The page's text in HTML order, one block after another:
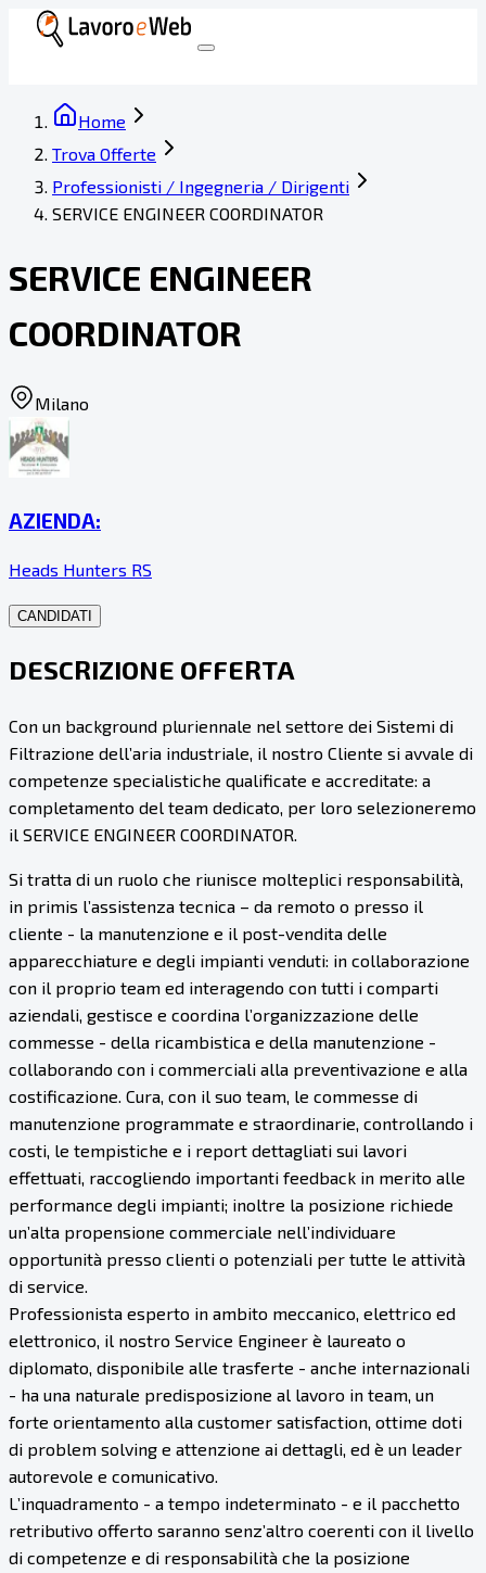
Home
Trova Offerte
Professionisti / Ingegneria / Dirigenti
SERVICE ENGINEER COORDINATOR
SERVICE ENGINEER
COORDINATOR
Milano
AZIENDA:
Heads Hunters RS
CANDIDATI
DESCRIZIONE OFFERTA
Con un background pluriennale nel settore dei Sistemi di
Filtrazione dell’aria industriale, il nostro Cliente si avvale di
competenze specialistiche qualificate e accreditate: a
completamento del team dedicato, per loro selezioneremo
il SERVICE ENGINEER COORDINATOR.
Si tratta di un ruolo che riunisce molteplici responsabilità,
in primis l’assistenza tecnica – da remoto o presso il
cliente - la manutenzione e il post-vendita delle
apparecchiature e degli impianti venduti: in collaborazione
con il proprio team ed interagendo con tutti i comparti
aziendali, gestisce e coordina l’organizzazione delle
commesse - della ricambistica e della manutenzione -
collaborando con i commerciali alla preventivazione e alla
costificazione. Cura, con il suo team, le commesse di
manutenzione programmate e straordinarie, controllando i
costi, le tempistiche e i report dettagliati sui lavori
effettuati, raccogliendo importanti feedback in merito alle
performance degli impianti; inoltre la posizione richiede
un’alta propensione commerciale nell’individuare
opportunità presso clienti o potenziali per tutte le attività
di service.
Professionista esperto in ambito meccanico, elettrico ed
elettronico, il nostro Service Engineer è laureato o
diplomato, disponibile alle trasferte - anche internazionali
- ha una naturale predisposizione al lavoro in team, un
forte orientamento alla customer satisfaction, ottime doti
di problem solving e attenzione ai dettagli, ed è un leader
autorevole e comunicativo.
L’inquadramento - a tempo indeterminato - e il pacchetto
retributivo offerto saranno senz’altro coerenti con il livello
di competenze e di responsabilità che la posizione